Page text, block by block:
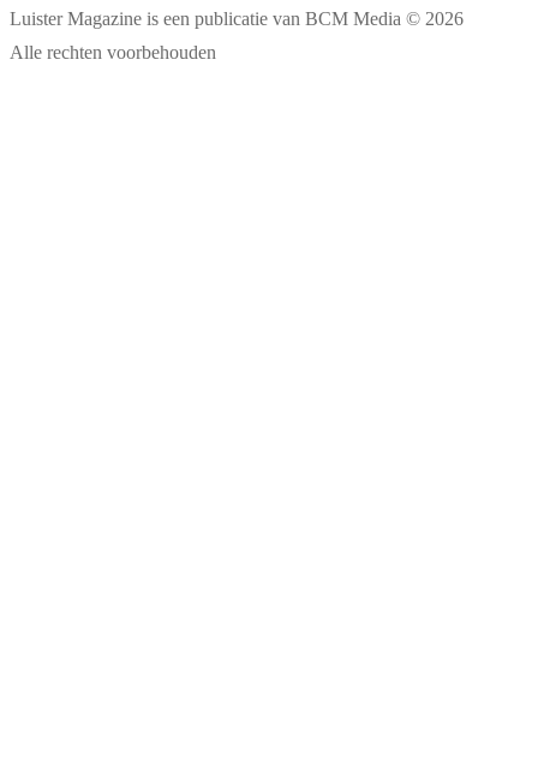
Luister Magazine is een publicatie van BCM Media © 2026
Alle rechten voorbehouden